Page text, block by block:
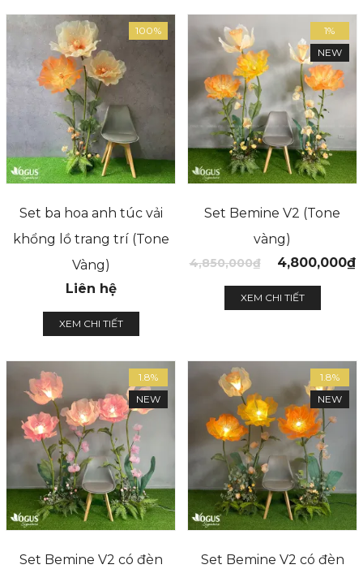
100%
Set ba hoa anh túc vải
khổng lồ trang trí (Tone
Vàng)
Liên hệ
XEM CHI TIẾT
1%
NEW
Set Bemine V2 (Tone
vàng)
4,850,000₫ 4,800,000₫
XEM CHI TIẾT
1.8%
NEW
Set Bemine V2 có đèn
1.8%
NEW
Set Bemine V2 có đèn